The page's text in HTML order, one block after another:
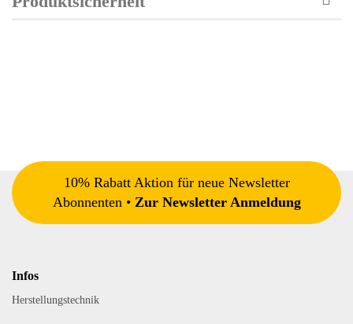
10% Rabatt Aktion für neue Newsletter
Abonnenten • Zur Newsletter Anmeldung
Infos
Herstellungstechnik